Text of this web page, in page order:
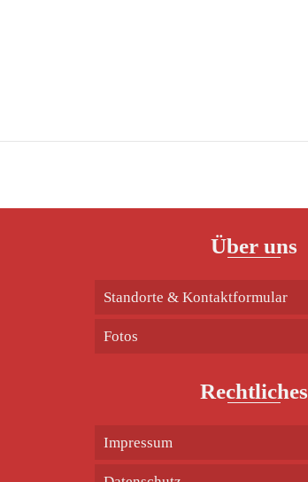
Über uns
Standorte & Kontaktformular
Fotos
Rechtliches
Impressum